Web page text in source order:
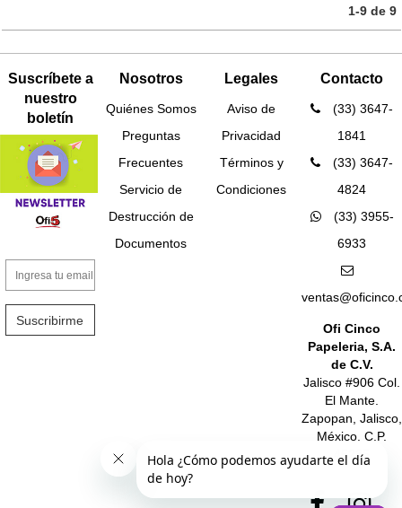
1-9 de 9
Suscríbete a
nuestro
boletín
Suscribirme
Nosotros
Quiénes Somos
Preguntas
Frecuentes
Servicio de
Destrucción de
Documentos
Legales
Aviso de
Privacidad
Términos y
Condiciones
Contacto
(33) 3647-
1841
(33) 3647-
4824
(33) 3955-
6933
Ofi Cinco
Papeleria, S.A.
de C.V.
Jalisco #906 Col.
El Mante.
Zapopan, Jalisco,
México. C.P.
45235